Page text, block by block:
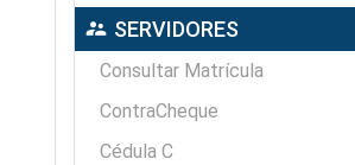
supervisor_account SERVIDORES
Consultar Matrícula
ContraCheque
Cédula C